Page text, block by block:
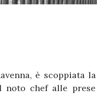
è scoppiata
noto chef alle